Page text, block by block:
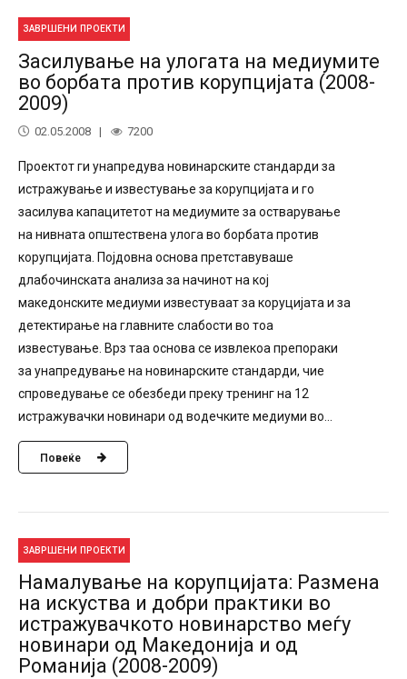
ЗАВРШЕНИ ПРОЕКТИ
Засилување на улогата на медиумите
во борбата против корупцијата (2008-
2009)
02.05.2008 7200
Проектот ги унапредува новинарските стандарди за
истражување и известување за корупцијата и го
засилува капацитетот на медиумите за остварување
на нивната општествена улога во борбата против
корупцијата. Појдовна основа претставуваше
длабочинската анализа за начинот на кој
македонските медиуми известуваат за коруцијата и за
детектирање на главните слабости во тоа
известување. Врз таа основа се извлекоа препораки
за унапредување на новинарските стандарди, чие
спроведување се обезбеди преку тренинг на 12
истражувачки новинари од водечките медиуми во...
Повеќе
ЗАВРШЕНИ ПРОЕКТИ
Намалување на корупцијата: Размена
на искуства и добри практики во
истражувачкото новинарство меѓу
новинари од Македонија и од
Романија (2008-2009)